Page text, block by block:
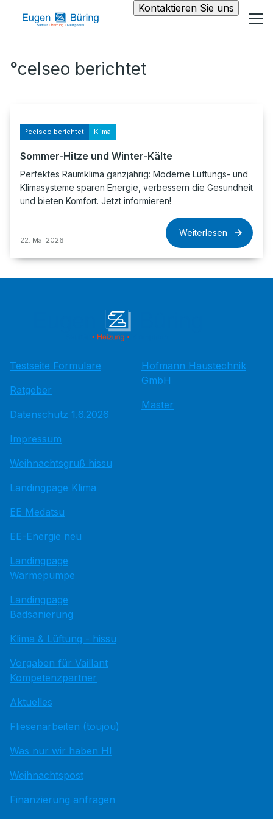
Kontaktieren Sie uns
°celseo berichtet
°celseo berichtet Klima
Sommer-Hitze und Winter-Kälte
Perfektes Raumklima ganzjährig: Moderne Lüftungs- und
Klimasysteme sparen Energie, verbessern die Gesundheit
und bieten Komfort. Jetzt informieren!
22. Mai 2026
Weiterlesen
Testseite Formulare
Ratgeber
Datenschutz 1.6.2026
Impressum
Weihnachtsgruß hissu
Landingpage Klima
EE Medatsu
EE-Energie neu
Landingpage
Wärmepumpe
Landingpage
Badsanierung
Klima & Lüftung - hissu
Vorgaben für Vaillant
Kompetenzpartner
Aktuelles
Fliesenarbeiten (toujou)
Was nur wir haben HI
Weihnachtspost
Finanzierung anfragen
Hofmann Haustechnik
GmbH
Master